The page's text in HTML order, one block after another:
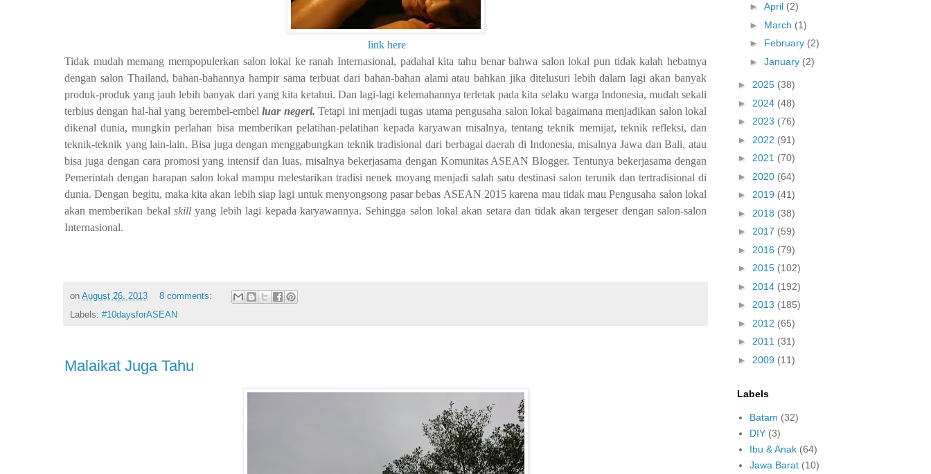
link here
Tidak mudah memang mempopulerkan salon lokal ke ranah Internasional, padahal kita tahu benar bahwa salon lokal pun tidak kalah hebatnya
dengan salon Thailand, bahan-bahannya hampir sama terbuat dari bahan-bahan alami atau bahkan jika ditelusuri lebih dalam lagi akan banyak
produk-produk yang jauh lebih banyak dari yang kita ketahui. Dan lagi-lagi kelemahannya terletak pada kita selaku warga Indonesia, mudah sekali
terbius dengan hal-hal yang berembel-embelluar negeri. Tetapi ini menjadi tugas utama pengusaha salon lokal bagaimana menjadikan salon lokal
dikenal dunia, mungkin perlahan bisa memberikan pelatihan-pelatihan kepada karyawan misalnya, tentang teknik memijat, teknik refleksi, dan
teknik-teknik yang lain-lain. Bisa juga dengan menggabungkan teknik tradisional dari berbagai daerah di Indonesia, misalnya Jawa dan Bali, atau
bisa juga dengan cara promosi yang intensif dan luas, misalnya bekerjasama dengan Komunitas ASEAN Blogger. Tentunya bekerjasama dengan
Pemerintah dengan harapan salon lokal mampu melestarikan tradisi nenek moyang menjadi salah satu destinasi salon terunik dan tertradisional di
dunia. Dengan begitu, maka kita akan lebih siap lagi untuk menyongsong pasar bebas ASEAN 2015 karena mau tidak mau Pengusaha salon lokal
akan memberikan bekalskill yang lebih lagi kepada karyawannya. Sehingga salon lokal akan setara dan tidak akan tergeser dengan salon-salon
Internasional.
on August 26, 2013
8 comments:
Labels: #10daysforASEAN
Malaikat Juga Tahu
► April (2)
► March (1)
► February (2)
► January (2)
► 2025 (38)
► 2024 (48)
► 2023 (76)
► 2022 (91)
► 2021 (70)
► 2020 (64)
► 2019 (41)
► 2018 (38)
► 2017 (59)
► 2016 (79)
► 2015 (102)
► 2014 (192)
► 2013 (185)
► 2012 (65)
► 2011 (31)
► 2009 (11)
Labels
Batam (32)
DIY (3)
Ibu & Anak (64)
Jawa Barat (10)